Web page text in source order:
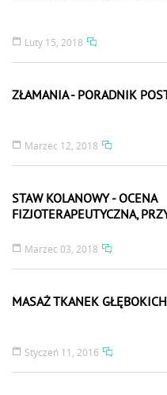
Luty 15, 2018
ZŁAMANIA - PORADNIK
Marzec 12, 2018
STAW KOLANOWY - OCENA
FIZJOTERAPEUTYCZNA,
Marzec 03, 2018
MASAŻ TKANEK GŁĘBOKICH
Styczeń 11, 2016